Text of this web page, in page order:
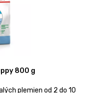
800 g
plemien od 2 do 10